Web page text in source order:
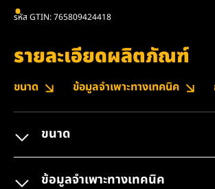
รหัส GTIN: 765809424418
รายละเอียดผลิตภัณฑ์
ขนาด ข้อมูลจำเพาะทางเทคนิค
ขนาด
ข้อมูลจำเพาะทางเทคนิค